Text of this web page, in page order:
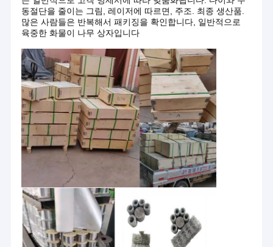
회사 소개
공장 투어
품질 관리
연락처
뉴스
사건
뜨개질을 한 철망사
니트 와이어 메쉬 가스킷
동절단을 줄이는 그림, 레이저에 따르면, 주조. 최종 생산품.
많은 사람들은 반복해서 패키징을 확인합니다, 일반적으로
육중한 화물이 나무 상자입니다
회사가 확립된 이후 "품질 첫번째 푸테이션 최고, 고
객 만족도가 우리의 영원한 추구이 "의 철학을 고집합
니다.
우리의 기업들은 완전한 상술과 함께 금속 철망의 전
체 범위를 생산함에 있어 분화시킵니다. 우리는 완제
품의 정확한 것 보증하기 위해 수입된 자동 기계와 진
보 기술을 채택합니다. 주로 제품은 다음을 포함합니
다 :작은 스테인리스강 와이어, 금속 네덜란드 필터
와이어 메쉬, 높은 정확한 금속 평방 와이어 메쉬, 석
유를 위한 모든 종류의 필터 와이어 메쉬, 화학과 산
업, 놋쇠와 적동광 와이어 메쉬, 등. 우리는 또한 특정
한 그림과 심층 처리 와이어 메쉬 제품에 따라서 모든
종류의 특별한 와이어 메쉬를 생산할 수 있습니다.